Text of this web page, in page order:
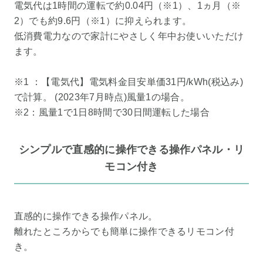
電気代は1時間の運転で約0.04円（※1）、1ヵ月（※
2）でも約9.6円（※1）に抑えられます。
低消費電力なので家計にやさしく年中お使いいただけ
ます。
※1 ：【電気代】電気料金目安単価31円/kWh(税込み)
で計算。 (2023年7月時点)風量1の場合。
※2：風量1で1日8時間で30日間運転した場合
シンプルで直感的に操作できる操作パネル・リ
モコン付き
直感的に操作できる操作パネル。
離れたところからでも簡単に操作できるリモコン付
き。